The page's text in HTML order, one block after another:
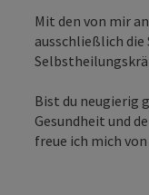
Mit den von mir
ausschließlich
Bist du neugierig
Gesundheit und
freue ich mich